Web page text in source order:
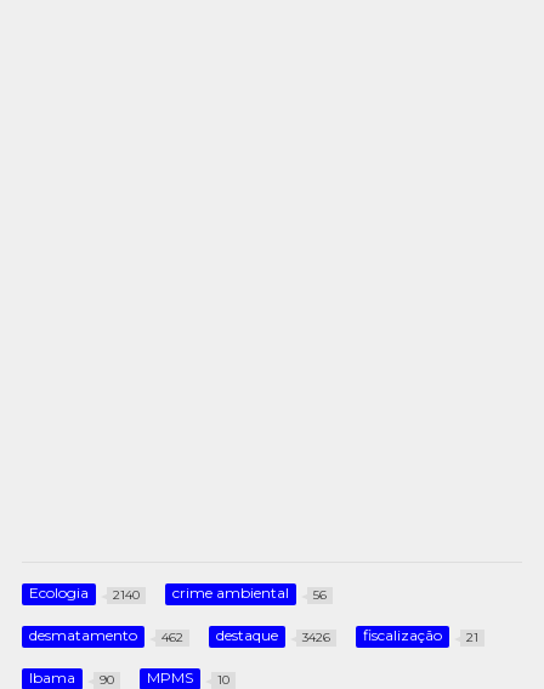
Ecologia 2140 crime ambiental 56
desmatamento 462 destaque 3426 fiscalização 21
Ibama 90 MPMS 10